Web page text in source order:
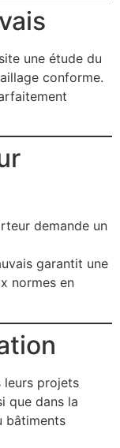
une étude du
conforme.
demande un
garantit une
normes en
leurs projets
que dans la
bâtiments